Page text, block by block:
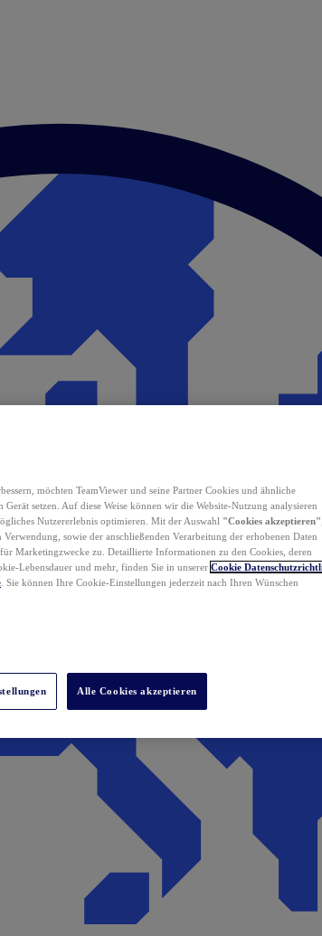
möchten TeamViewer und seine Partner Cookies und ähnliche
Gerät setzen. Auf diese Weise können wir die Website-Nutzung analysieren
Nutzererlebnis optimieren. Mit der Auswahl "Cookies akzeptieren"
sowie der anschließenden Verarbeitung der erhobenen Daten
Marketingzwecke zu. Detaillierte Informationen zu den Cookies, deren
Lebensdauer und mehr, finden Sie in unserer Cookie
. Sie können Ihre Cookie-Einstellungen jederzeit nach Ihren Wünschen
Alle Cookies akzeptieren